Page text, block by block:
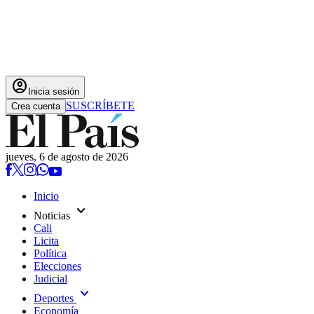
account_circle Inicia sesión
Crea cuenta SUSCRÍBETE
jueves, 6 de agosto de 2026
Inicio
Noticias expand_more
Cali
Licita
Política
Elecciones
Judicial
Deportes expand_more
Economía